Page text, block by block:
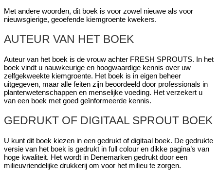
Met andere woorden, dit boek is voor zowel nieuwe als voor
nieuwsgierige, geoefende kiemgroente kwekers.
AUTEUR VAN HET BOEK
Auteur van het boek is de vrouw achter FRESH SPROUTS. In het
boek vindt u nauwkeurige en hoogwaardige kennis over uw
zelfgekweekte kiemgroente. Het boek is in eigen beheer
uitgegeven, maar alle feiten zijn beoordeeld door professionals in
plantenwetenschappen en menselijke voeding. Het verzekert u
van een boek met goed geïnformeerde kennis.
GEDRUKT OF DIGITAAL SPROUT BOEK
U kunt dit boek kiezen in een gedrukt of digitaal boek. De gedrukte
versie van het boek is gedrukt in full colour en dikke pagina’s van
hoge kwaliteit. Het wordt in Denemarken gedrukt door een
milieuvriendelijke drukkerij om voor het milieu te zorgen.